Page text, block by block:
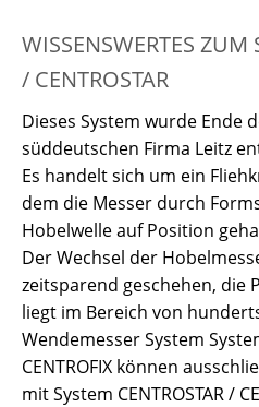
WISSENSWERTES ZUM
/ CENTROSTAR
Dieses System wurde Ende
süddeutschen Firma Leitz
Es handelt sich um ein
dem die Messer durch
Hobelwelle auf Position
Der Wechsel der
zeitsparend geschehen, die
liegt im Bereich von
Wendemesser System
CENTROFIX können
mit System CENTROSTAR /